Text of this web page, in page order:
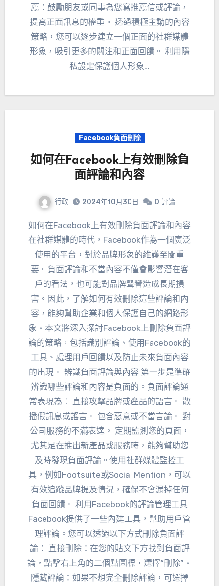
薦：鼓勵朋友或同事為您寫推薦信或評論，
提高正面訊息的權重。 透過積極主動的內容
策略，您可以逐步建立一個正面的社群媒體
形象，吸引更多的關注和正面回饋。 利用隱
私設定保護個人形象…
Facebook負面刪除
如何在Facebook上有效刪除負
面評論和內容
行政 2024年10月30日 0 評論
如何在Facebook上有效刪除負面評論和內容
在社群媒體的時代，Facebook作為一個廣泛
使用的平台，對於品牌形象的維護至關重
要。負面評論和不當內容不僅會影響潛在客
戶的看法，也可能對品牌聲譽造成長期損
害。因此，了解如何有效刪除這些評論和內
容，能夠幫助企業和個人保護自己的網路形
象。本文將深入探討Facebook上刪除負面評
論的策略，包括識別評論、使用Facebook的
工具、處理用戶回饋以及防止未來負面內容
的出現。 辨識負面評論與內容 第一步是準確
辨識哪些評論和內容是負面的。負面評論通
常表現為： 直接攻擊品牌或產品的語言。 散
播假訊息或謠言。 包含惡意或不當言論。 對
公司服務的不滿表達。 定期監測您的頁面，
尤其是在推出新產品或服務時，能夠幫助您
及時發現負面評論。使用社群媒體監控工
具，例如Hootsuite或Social Mention，可以
有效追蹤品牌提及情況，確保不會漏掉任何
負面回饋。 利用Facebook的評論管理工具
Facebook提供了一些內建工具，幫助用戶管
理評論。您可以透過以下方式刪除負面評
論： 直接刪除：在您的貼文下方找到負面評
論，點擊右上角的三個點圖標，選擇“刪除”。
隱藏評論：如果不想完全刪除評論，可選擇